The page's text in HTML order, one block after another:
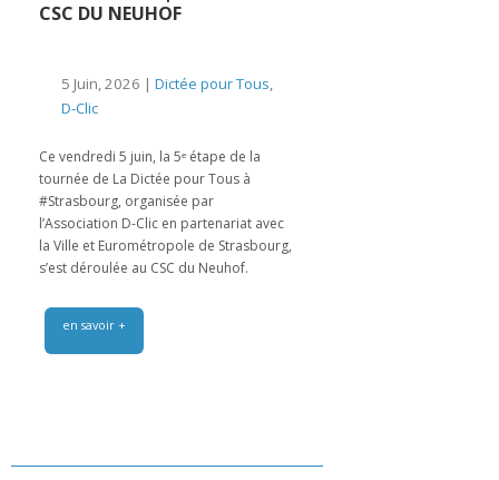
CSC DU NEUHOF
5 Juin, 2026 | Dictée pour Tous,
D-Clic
Ce vendredi 5 juin, la 5ᵉ étape de la
tournée de La Dictée pour Tous à
#Strasbourg, organisée par
l’Association D-Clic en partenariat avec
la Ville et Eurométropole de Strasbourg,
s’est déroulée au CSC du Neuhof.
en savoir +